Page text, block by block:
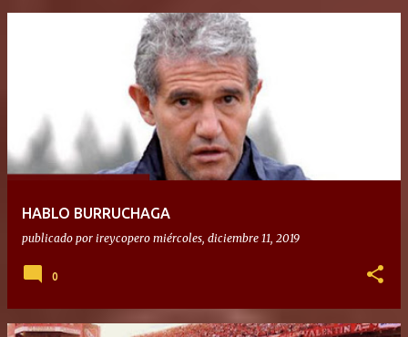
HABLO BURRUCHAGA
publicado por ireycopero miércoles, diciembre 11, 2019
0